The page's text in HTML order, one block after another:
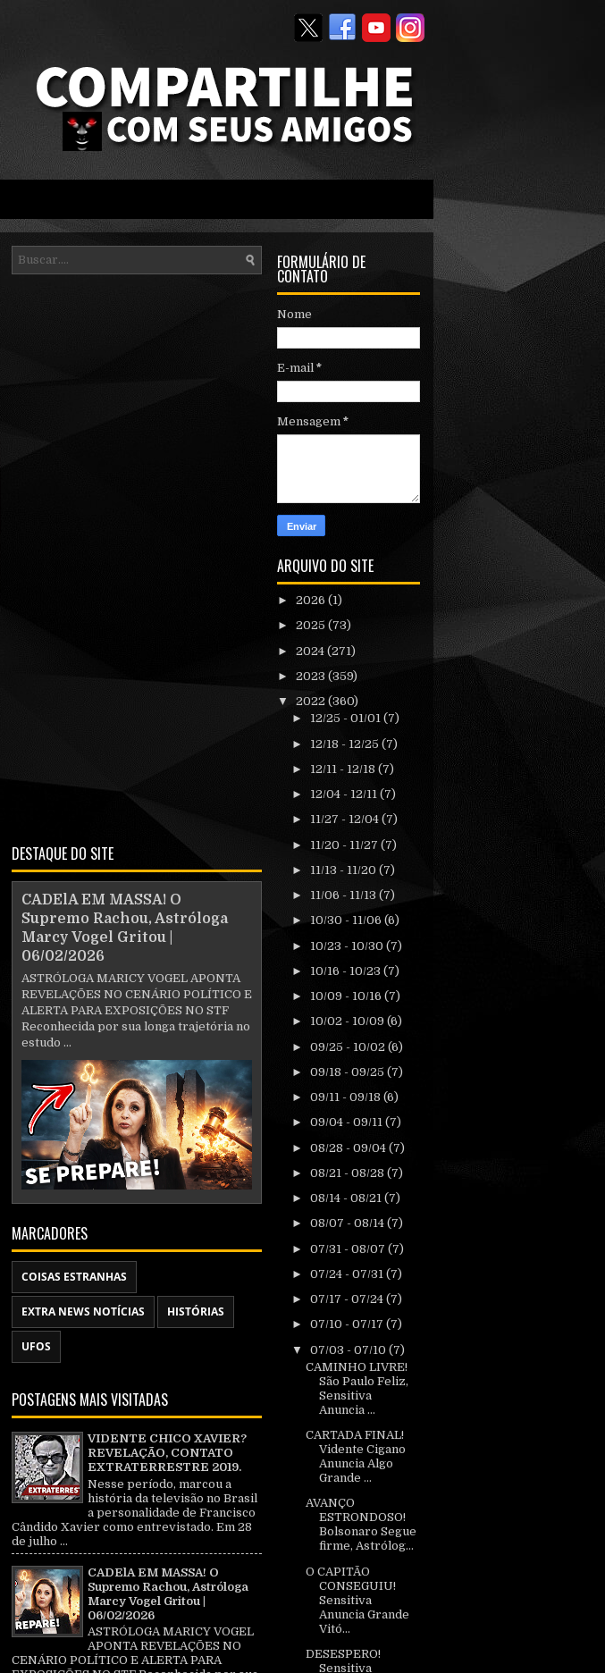
DESTAQUE DO SITE
CADElA EM MASSA! O
Supremo Rachou, Astróloga
Marcy Vogel Gritou |
06/02/2026
ASTRÓLOGA MARICY VOGEL APONTA
REVELAÇÕES NO CENÁRIO POLÍTICO E
ALERTA PARA EXPOSIÇÕES NO STF
Reconhecida por sua longa trajetória no
estudo ...
MARCADORES
COISAS ESTRANHAS
EXTRA NEWS NOTÍCIAS HISTÓRIAS
UFOS
POSTAGENS MAIS VISITADAS
VIDENTE CHICO XAVIER?
REVELAÇÃO, CONTATO
EXTRATERRESTRE 2019.
Nesse período, marcou a
história da televisão no Brasil
a personalidade de Francisco
Cândido Xavier como entrevistado. Em 28
de julho ...
CADElA EM MASSA! O
Supremo Rachou, Astróloga
Marcy Vogel Gritou |
06/02/2026
ASTRÓLOGA MARICY VOGEL
APONTA REVELAÇÕES NO
CENÁRIO POLÍTICO E ALERTA PARA
FORMULÁRIO DE
CONTATO
Nome
E-mail *
Mensagem*
ARQUIVO DO SITE
► 2026 (1)
► 2025 (73)
► 2024 (271)
► 2023 (359)
▼ 2022 (360)
► 12/25 - 01/01 (7)
► 12/18 - 12/25 (7)
► 12/11 - 12/18 (7)
► 12/04 - 12/11 (7)
► 11/27 - 12/04 (7)
► 11/20 - 11/27 (7)
► 11/13 - 11/20 (7)
► 11/06 - 11/13 (7)
►10/30 - 11/06 (6)
► 10/23 - 10/30 (7)
► 10/16 - 10/23 (7)
► 10/09 - 10/16 (7)
► 10/02 - 10/09 (6)
► 09/25 - 10/02 (6)
► 09/18 - 09/25 (7)
► 09/11 - 09/18 (6)
► 09/04 - 09/11 (7)
► 08/28 - 09/04 (7)
► 08/21 - 08/28 (7)
► 08/14 - 08/21 (7)
► 08/07 - 08/14 (7)
► 07/31 - 08/07 (7)
► 07/24 - 07/31 (7)
► 07/17 - 07/24 (7)
► 07/10 - 07/17 (7)
▼ 07/03 - 07/10 (7)
CAMINHO LIVRE!
São Paulo Feliz,
Sensitiva
Anuncia ...
CARTADA FINAL!
Vidente Cigano
Anuncia Algo
Grande ...
AVANÇO
ESTRONDOSO!
Bolsonaro Segue
firme, Astrólog...
O CAPITÃO
CONSEGUIU!
Sensitiva
Anuncia Grande
Vitó...
DESESPERO!
Sensitiva